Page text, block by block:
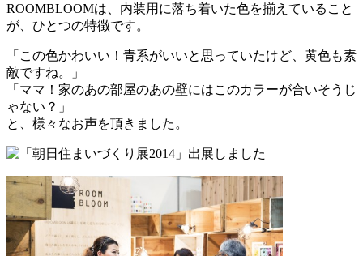
ROOMBLOOMは、内装用に落ち着いた色を揃えていること
が、ひとつの特徴です。
「この色かわいい！青系がいいと思っていたけど、黄色も素
敵ですね。」
「ママ！家のあの部屋のあの壁にはこのカラーが合いそうじ
ゃない？」
と、様々なお声を頂きました。